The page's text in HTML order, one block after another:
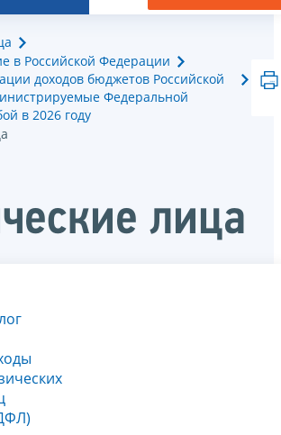
в Российской Федерации
доходов бюджетов Российской
Федеральной
в 2026 году
лица